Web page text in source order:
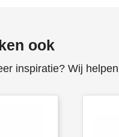
ook
inspiratie? Wij